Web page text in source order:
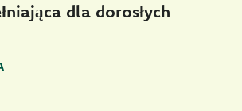
dla dorosłych